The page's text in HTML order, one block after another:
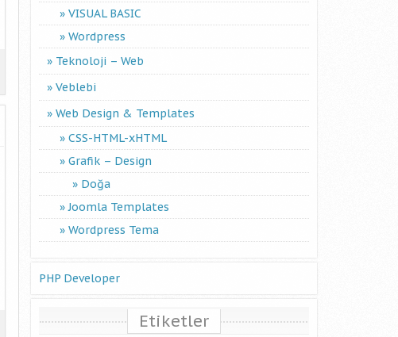
VISUAL BASIC
Wordpress
Teknoloji – Web
Veblebi
Web Design & Templates
CSS-HTML-xHTML
Grafik – Design
Doğa
Joomla Templates
Wordpress Tema
PHP Developer
Etiketler